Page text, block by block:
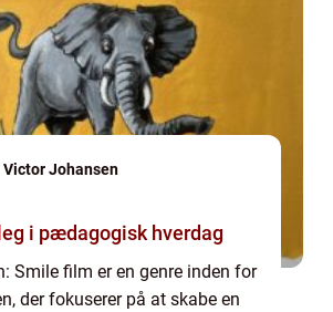
Victor Johansen
i pædagogisk hverdag
Smile film er en genre inden for
der fokuserer på at skabe en